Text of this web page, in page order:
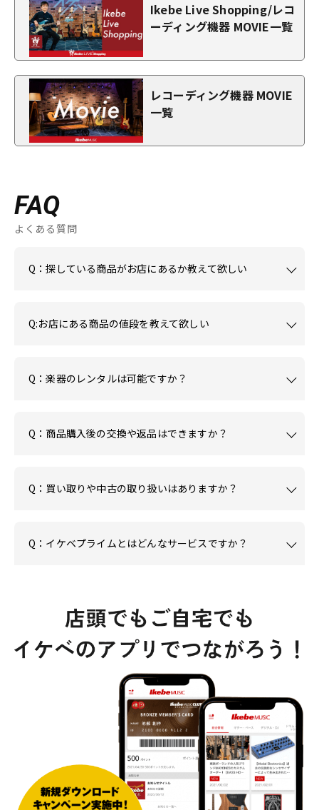
Ikebe Live Shopping/レコ
ーディング機器 MOVIE一覧
レコーディング機器 MOVIE
一覧
FAQ
よくある質問
Q：探している商品がお店にあるか教えて欲しい
Q:お店にある商品の値段を教えて欲しい
Q：楽器のレンタルは可能ですか？
Q：商品購入後の交換や返品はできますか？
Q：買い取りや中古の取り扱いはありますか？
Q：イケベプライムとはどんなサービスですか？